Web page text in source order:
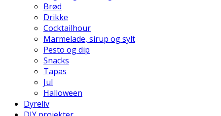
Brød
Drikke
Cocktailhour
Marmelade, sirup og sylt
Pesto og dip
Snacks
Tapas
Jul
Halloween
Dyreliv